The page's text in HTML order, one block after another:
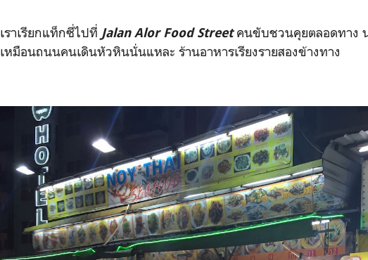
เราเรียกแท็กซี่ไปที่ Jalan Alor Food Streetคนขับชวนคุยตลอดทาง
เหมือนถนนคนเดินหัวหินนั่นแหละ ร้านอาหารเรียงรายสองข้างทาง